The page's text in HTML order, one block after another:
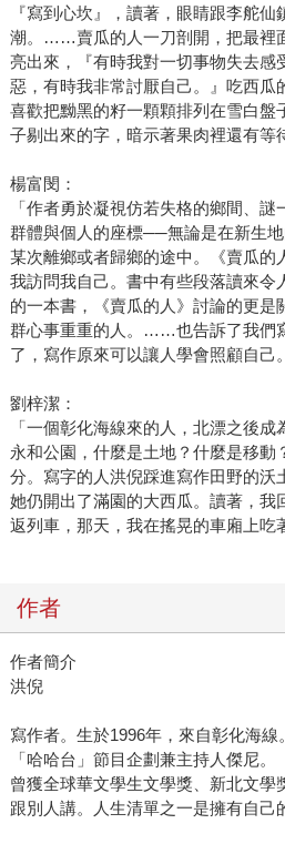
『寫到心坎』，讀著，眼睛跟李舵
潮。……賣瓜的人一刀剖開，把最裡
亮出來，『有時我對一切事物失去感
惡，有時我非常討厭自己。』吃西瓜
喜歡把黝黑的籽一顆顆排列在雪白盤
子剔出來的字，暗示著果肉裡還有等
楊富閔：
「作者勇於凝視仿若失格的鄉間、
群體與個人的座標──無論是在新生
某次離鄉或者歸鄉的途中。《賣瓜的
我訪問我自己。書中有些段落讀來令
的一本書，《賣瓜的人》討論的更是
群心事重重的人。……也告訴了我們
了，寫作原來可以讓人學會照顧自己
劉梓潔：
「一個彰化海線來的人，北漂之後
永和公園，什麼是土地？什麼是移動
分。寫字的人洪倪踩進寫作田野的沃
她仍開出了滿園的大西瓜。讀著，我
返列車，那天，我在搖晃的車廂上吃
作者
作者簡介
洪倪
寫作者。生於1996年，來自彰化海線
「哈哈台」節目企劃兼主持人傑尼。
曾獲全球華文學生文學獎、新北文學
跟別人講。人生清單之一是擁有自己